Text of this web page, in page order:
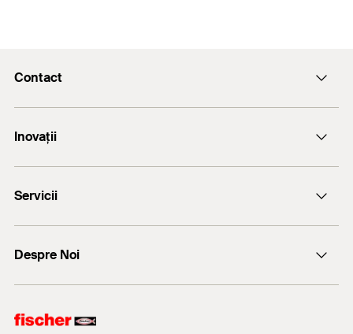
Contact
+(40) - 264 455.166
Inovații
Servicii
Consultanță tehnică
Despre Noi
fischertechnik